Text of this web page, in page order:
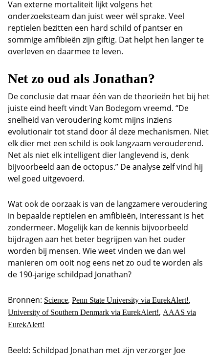
Van externe mortaliteit lijkt volgens het
onderzoeksteam dan juist weer wél sprake. Veel
reptielen bezitten een hard schild of pantser en
sommige amfibieën zijn giftig. Dat helpt hen langer te
overleven en daarmee te leven.
Net zo oud als Jonathan?
De conclusie dat maar één van de theorieën het bij het
juiste eind heeft vindt Van Bodegom vreemd. “De
snelheid van veroudering komt mijns inziens
evolutionair tot stand door ál deze mechanismen. Niet
elk dier met een schild is ook langzaam verouderend.
Net als niet elk intelligent dier langlevend is, denk
bijvoorbeeld aan de octopus.” De analyse zelf vind hij
wel goed uitgevoerd.
Wat ook de oorzaak is van de langzamere veroudering
in bepaalde reptielen en amfibieën, interessant is het
zondermeer. Mogelijk kan de kennis bijvoorbeeld
bijdragen aan het beter begrijpen van het ouder
worden bij mensen. Wie weet vinden we dan wel
manieren om ooit nog eens net zo oud te worden als
de 190-jarige schildpad Jonathan?
Bronnen: Science, Penn State University via EurekAlert!,
University of Southern Denmark via EurekAlert!, AAAS via
EurekAlert!
Beeld: Schildpad Jonathan met zijn verzorger Joe